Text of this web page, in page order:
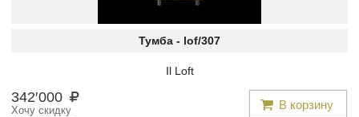
Тумба - lof/307
Il Loft
342′000 В корзину
Хочу скидку